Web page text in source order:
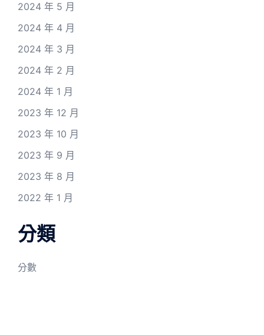
2024 年 5 月
2024 年 4 月
2024 年 3 月
2024 年 2 月
2024 年 1 月
2023 年 12 月
2023 年 10 月
2023 年 9 月
2023 年 8 月
2022 年 1 月
分類
分數